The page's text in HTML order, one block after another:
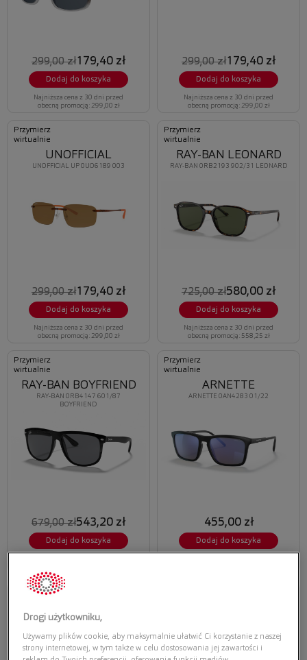
299,00 zł179,40 zł
Dodaj do koszyka
Najniższa cena z 30 dni przed
obecną promocją: 299,00 zł
299,00 zł179,40 zł
Dodaj do koszyka
Najniższa cena z 30 dni przed
obecną promocją: 299,00 zł
Przymierz
wirtualnie
UNOFFICIAL UP 0UO6189 003
UNOFFICIAL
299,00 zł179,40 zł
Dodaj do koszyka
Najniższa cena z 30 dni przed
obecną promocją: 299,00 zł
Przymierz
wirtualnie
RAY-BAN 0RB2193 902/31 LEONARD
RAY-BAN LEONARD
725,00 zł580,00 zł
Dodaj do koszyka
Najniższa cena z 30 dni przed
obecną promocją: 558,25 zł
Przymierz
wirtualnie
RAY-BAN 0RB4147 601/87
BOYFRIEND
RAY-BAN BOYFRIEND
679,00 zł543,20 zł
Dodaj do koszyka
Przymierz
wirtualnie
ARNETTE 0AN4283 01/22
ARNETTE
455,00 zł
Dodaj do koszyka
Przymierz
UNOFFICIAL
CLASSIC
Drogi użytkowniku,
Używamy plików cookie, aby maksymalnie ułatwić Ci korzystanie z naszej
strony internetowej, w tym także w celu dostosowania jej zawartości i